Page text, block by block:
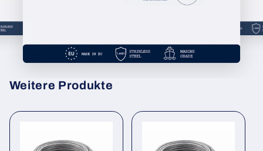
Weitere Produkte